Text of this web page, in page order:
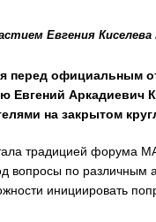
Евгения
перед официальным
Евгений Аркадиевич
на закрытом
традицией форума
вопросы по различным
инициировать